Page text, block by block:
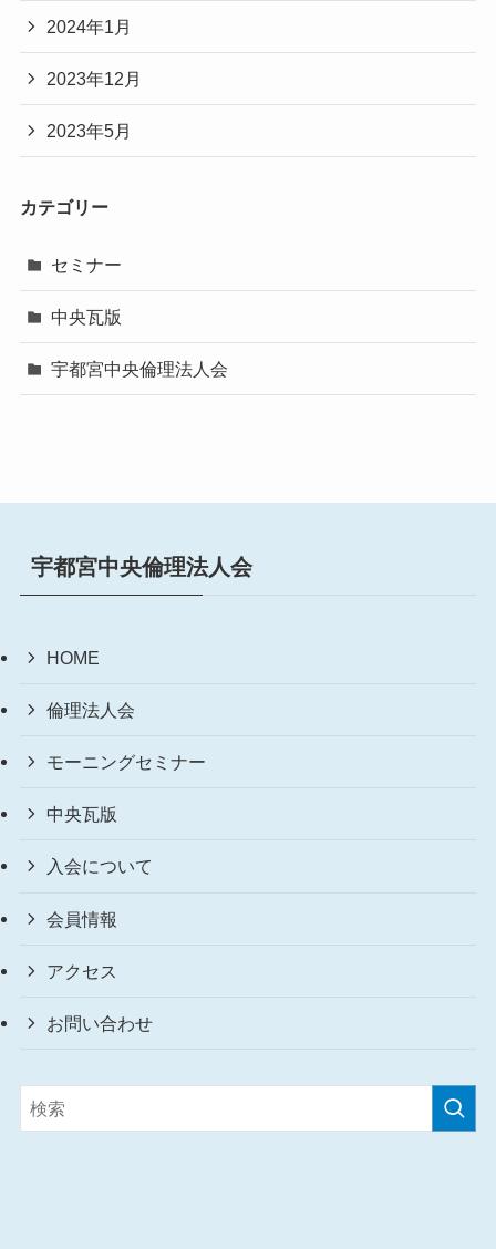
2024年1月
2023年12月
2023年5月
カテゴリー
セミナー
中央瓦版
宇都宮中央倫理法人会
宇都宮中央倫理法人会
HOME
倫理法人会
モーニングセミナー
中央瓦版
入会について
会員情報
アクセス
お問い合わせ